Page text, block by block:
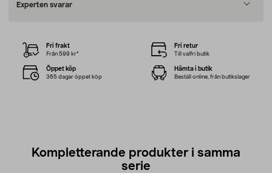
Experten svarar
Fri frakt
Från 599 kr*
Fri retur
Till valfri butik
Öppet köp
365 dagar öppet köp
Hämta i butik
Beställ online, från butikslager
Kompletterande produkter i samma
serie